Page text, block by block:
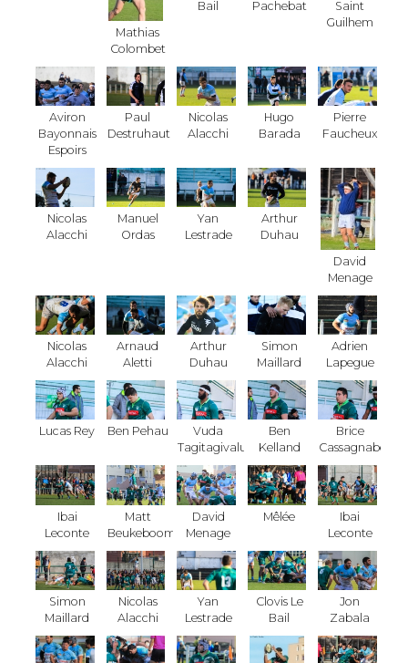
Mathias
Colombet
Bail
Pachebat
Saint
Guilhem
Aviron
Bayonnais
Espoirs
Paul
Destruhaut
Nicolas
Alacchi
Hugo
Barada
Pierre
Faucheux
Nicolas
Alacchi
Manuel
Ordas
Yan
Lestrade
Arthur
Duhau
David
Menage
Nicolas
Alacchi
Arnaud
Aletti
Arthur
Duhau
Simon
Maillard
Adrien
Lapegue
Lucas Rey Ben Pehau
Vuda
Tagitagivalu
Ben
Kelland
Brice
Cassagnabere
Ibai
Leconte
Matt
Beukeboom
David
Menage
Mêlée
Ibai
Leconte
Simon
Maillard
Nicolas
Alacchi
Yan
Lestrade
Clovis Le
Bail
Jon
Zabala